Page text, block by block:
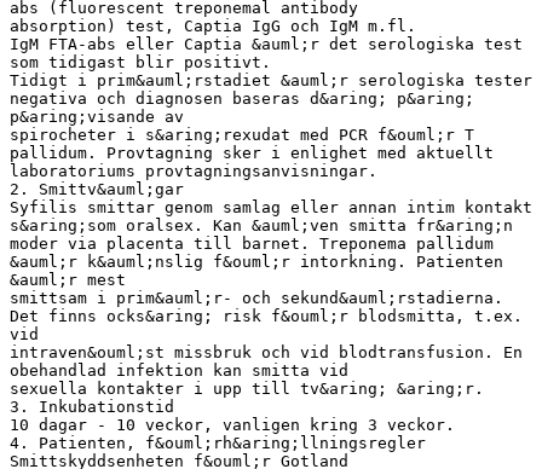
abs (fluorescent treponemal antibody
absorption) test, Captia IgG och IgM m.fl.
IgM FTA-abs eller Captia &auml;r det serologiska test
som tidigast blir positivt.
Tidigt i prim&auml;rstadiet &auml;r serologiska tester
negativa och diagnosen baseras d&aring; p&aring;
p&aring;visande av
spirocheter i s&aring;rexudat med PCR f&ouml;r T
pallidum. Provtagning sker i enlighet med aktuellt
laboratoriums provtagningsanvisningar.
2. Smittv&auml;gar
Syfilis smittar genom samlag eller annan intim kontakt
s&aring;som oralsex. Kan &auml;ven smitta fr&aring;n
moder via placenta till barnet. Treponema pallidum
&auml;r k&auml;nslig f&ouml;r intorkning. Patienten
&auml;r mest
smittsam i prim&auml;r- och sekund&auml;rstadierna.
Det finns ocks&aring; risk f&ouml;r blodsmitta, t.ex.
vid
intraven&ouml;st missbruk och vid blodtransfusion. En
obehandlad infektion kan smitta vid
sexuella kontakter i upp till tv&aring; &aring;r.
3. Inkubationstid
10 dagar - 10 veckor, vanligen kring 3 veckor.
4. Patienten, f&ouml;rh&aring;llningsregler
Smittskyddsenheten f&ouml;r Gotland